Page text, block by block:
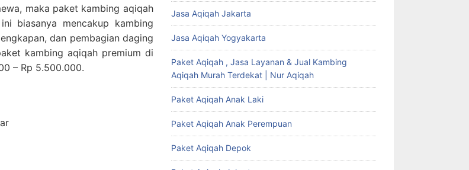
maka paket kambing aqiqah
biasanya mencakup kambing
dan pembagian daging
kambing aqiqah premium di
– Rp 5.500.000.
Jasa Aqiqah Jakarta
Jasa Aqiqah Yogyakarta
Paket Aqiqah , Jasa Layanan & Jual Kambing
Aqiqah Murah Terdekat | Nur Aqiqah
Paket Aqiqah Anak Laki
Paket Aqiqah Anak Perempuan
Paket Aqiqah Depok